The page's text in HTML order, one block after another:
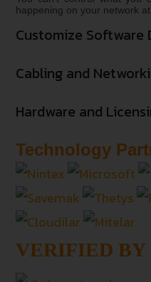
happening on your network at
Customize Software
Cabling and
Hardware and
Technology
VERIFIED BY